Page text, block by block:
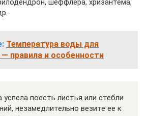
шеффлера, хризантема,
Температура воды для
правила и особенности
поесть листья или стебли
незамедлительно везите ее к